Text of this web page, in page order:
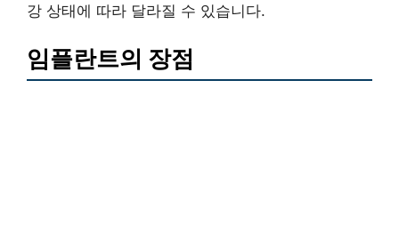
강 상태에 따라 달라질 수 있습니다.
임플란트의 장점